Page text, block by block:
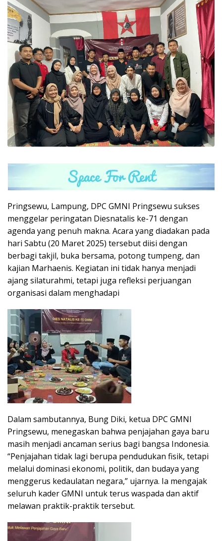
Pringsewu, Lampung, DPC GMNI Pringsewu sukses
menggelar peringatan Diesnatalis ke-71 dengan
agenda yang penuh makna. Acara yang diadakan pada
hari Sabtu (20 Maret 2025) tersebut diisi dengan
berbagi takjil, buka bersama, potong tumpeng, dan
kajian Marhaenis. Kegiatan ini tidak hanya menjadi
ajang silaturahmi, tetapi juga refleksi perjuangan
organisasi dalam menghadapi
Dalam sambutannya, Bung Diki, ketua DPC GMNI
Pringsewu, menegaskan bahwa penjajahan gaya baru
masih menjadi ancaman serius bagi bangsa Indonesia.
“Penjajahan tidak lagi berupa pendudukan fisik, tetapi
melalui dominasi ekonomi, politik, dan budaya yang
menggerus kedaulatan negara,” ujarnya. Ia mengajak
seluruh kader GMNI untuk terus waspada dan aktif
melawan praktik-praktik tersebut.